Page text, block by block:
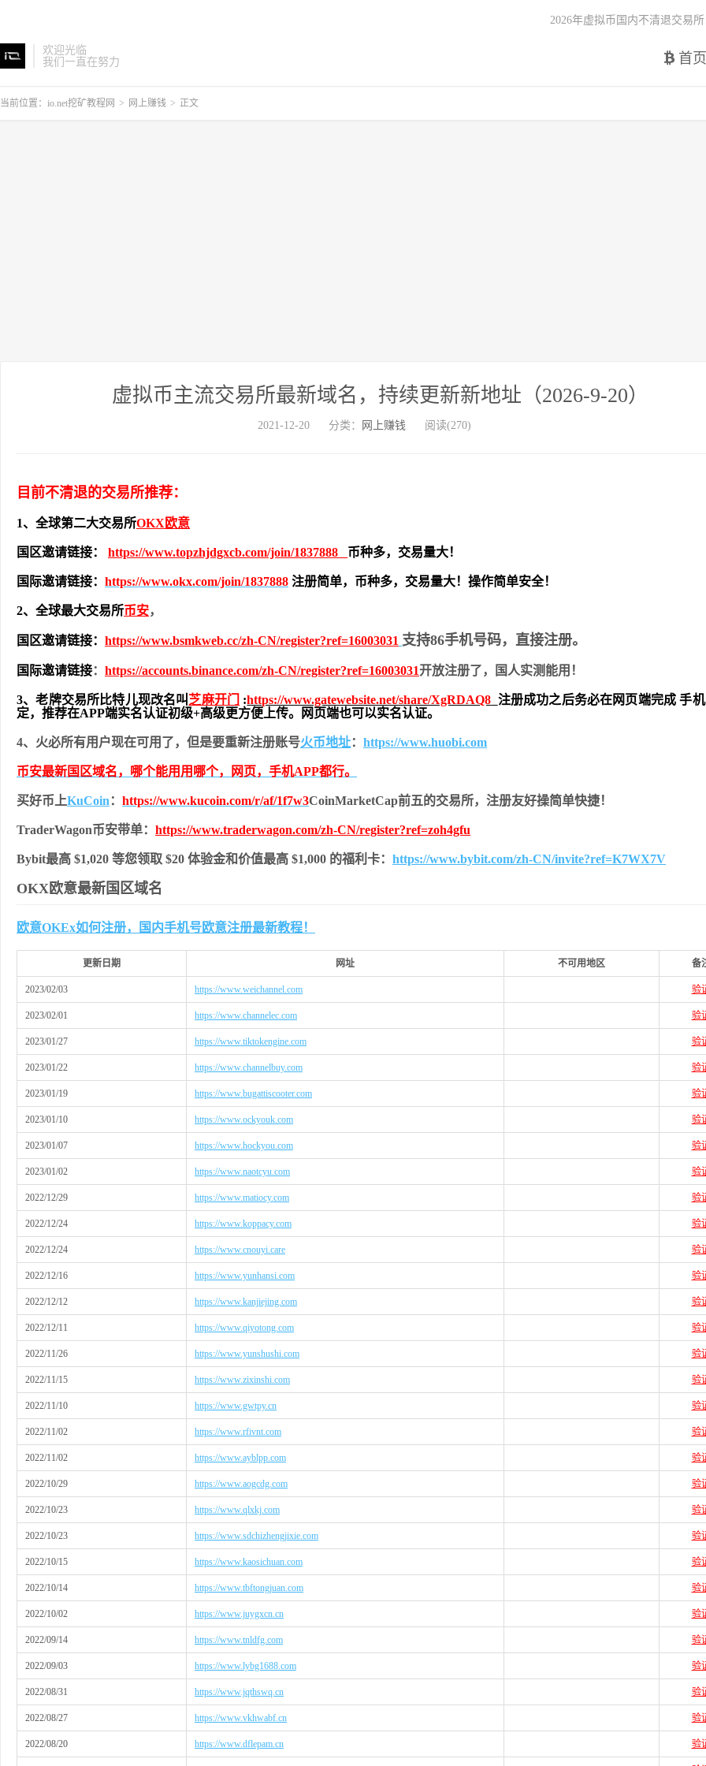
欢迎光临
我们一直在努力
首页
2026年虚拟币国内不清退交易所
当前位置： io.net挖矿教程网 > 网上赚钱 > 正文
虚拟币主流交易所最新域名，持续更新新地址（2026-9-20）
2021-12-20 分类： 网上赚钱 阅读(270)
目前不清退的交易所推荐：
1、全球第二大交易所OKX欧意
国区邀请链接： https://www.topzhjdgxcb.com/join/1837888 币种多，交易量大！
国际邀请链接： https://www.okx.com/join/1837888 注册简单， 币种多，交易量大！操作简单安全！
2、全球最大交易所币安，
国区邀请链接： https://www.bsmkweb.cc/zh-CN/register?ref=16003031 支持86手机号码，直接注册。
国际邀请链接： https://accounts.binance.com/zh-CN/register?ref=16003031开放注册了，国人实测能用！
3、老牌交易所比特儿现改名叫 芝麻开门 :https://www.gatewebsite.net/share/XgRDAQ8 注册成功之后务必在网页端完成 手
定，推荐在APP端实名认证初级+高级更方便上传。网页端也可以实名认证。
4、火必所有用户现在可用了，但是要重新注册账号火币地址： https://www.huobi.com
币安最新国区域名，哪个能用用哪个，网页，手机APP都行。
买好币上KuCoin ： https://www.kucoin.com/r/af/1f7w3CoinMarketCap前五的交易所，注册友好操简单快捷！
TraderWagon币安带单： https://www.traderwagon.com/zh-CN/register?ref=zoh4gfu
Bybit最高 $1,020 等您领取 $20 体验金和价值最高 $1,000 的福利卡： https://www.bybit.com/zh-CN/invite?ref=K7WX7V
OKX欧意最新国区域名
欧意OKEx如何注册，国内手机号欧意注册最新教程！
更新日期 网址 不可用地区 备
2023/02/03 https://www.weichannel.com 验
2023/02/01 https://www.channelec.com 验
2023/01/27 https://www.tiktokengine.com 验
2023/01/22 https://www.channelbuy.com 验
2023/01/19 https://www.bugattiscooter.com 验
2023/01/10 https://www.ockyouk.com 验
2023/01/07 https://www.hockyou.com 验
2023/01/02 https://www.naotcyu.com 验
2022/12/29 https://www.matiocy.com 验
2022/12/24 https://www.koppacy.com 验
2022/12/24 https://www.cnouyi.care 验
2022/12/16 https://www.yunhansi.com 验
2022/12/12 https://www.kanjiejing.com 验
2022/12/11 https://www.qiyotong.com 验
2022/11/26 https://www.yunshushi.com 验
2022/11/15 https://www.zixinshi.com 验
2022/11/10 https://www.gwtpy.cn 验
2022/11/02 https://www.rfivnt.com 验
2022/11/02 https://www.ayblpp.com 验
2022/10/29 https://www.aogcdg.com 验
2022/10/23 https://www.qlxkj.com 验
2022/10/23 https://www.sdchizhengjixie.com 验
2022/10/15 https://www.kaosichuan.com 验
2022/10/14 https://www.tbftongjuan.com 验
2022/10/02 https://www.juygxcn.cn 验
2022/09/14 https://www.tnldfg.com 验
2022/09/03 https://www.lybg1688.com 验
2022/08/31 https://www.jqthswq.cn 验
2022/08/27 https://www.vkhwabf.cn 验
2022/08/20 https://www.dflepam.cn 验